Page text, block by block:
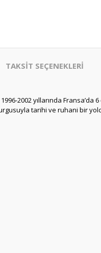
TAKSİT SEÇENEKLERİ
2002 yıllarında
tarihi ve ruhani bir